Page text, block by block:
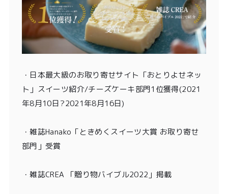
・ 日本最大級のお取り寄せサイト「おとりよせネッ
ト」スイーツ紹介/チーズケーキ部門1位獲得(2021
年8月10日?2021年8月16日)
・雑誌Hanako「ときめくスイーツ大賞 お取り寄せ
部門」受賞
・雑誌CREA 「贈り物バイブル2022」掲載